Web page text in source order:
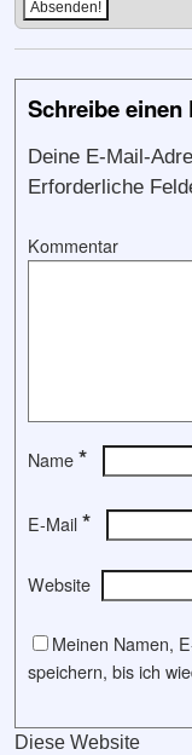
Schreibe einen
Deine E-Mail-
Erforderliche
Kommentar
Name *
E-Mail *
Website
Meinen Namen,
speichern, bis ich
Diese Website